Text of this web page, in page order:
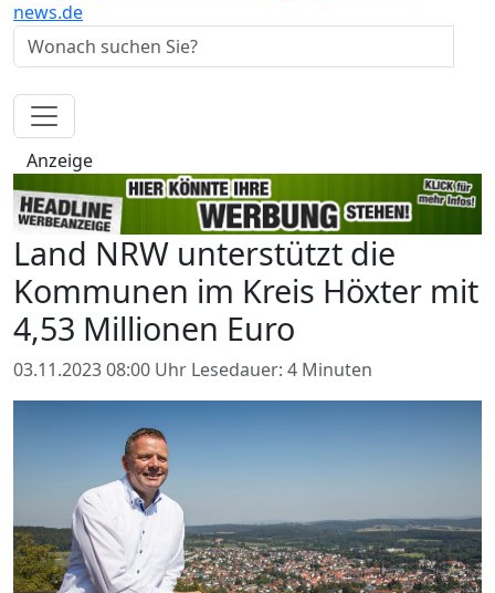
news.de
Anzeige
Land NRW unterstützt die
Kommunen im Kreis Höxter mit
4,53 Millionen Euro
03.11.2023 08:00 Uhr Lesedauer: 4 Minuten